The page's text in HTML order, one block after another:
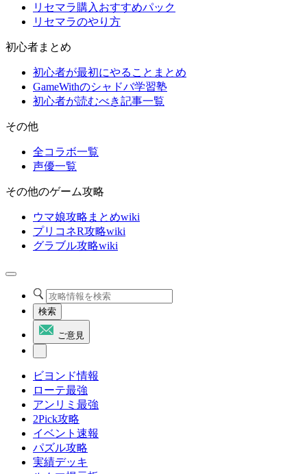
リセマラ購入おすすめパック
リセマラのやり方
初心者まとめ
初心者が最初にやることまとめ
GameWithのシャドバ学習塾
初心者が読むべき記事一覧
その他
全コラボ一覧
声優一覧
その他のゲーム攻略
ウマ娘攻略まとめwiki
プリコネR攻略wiki
グラブル攻略wiki
検索
ご意見
ビヨンド情報
ローテ最強
アンリミ最強
2Pick攻略
イベント速報
パズル攻略
実績デッキ